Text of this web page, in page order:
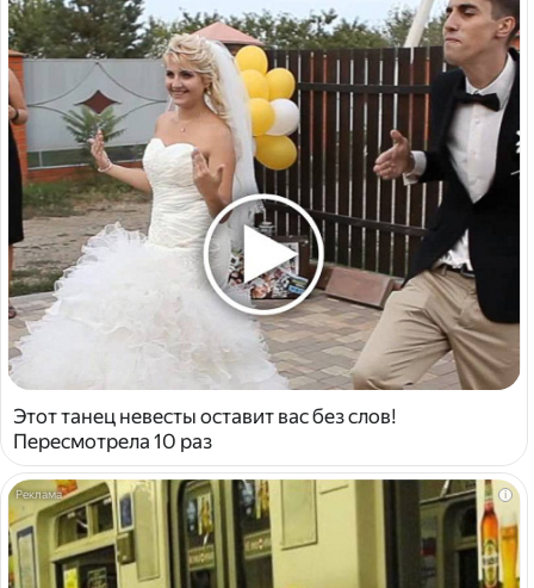
Этот танец невесты оставит вас без слов!
Пересмотрела 10 раз
i